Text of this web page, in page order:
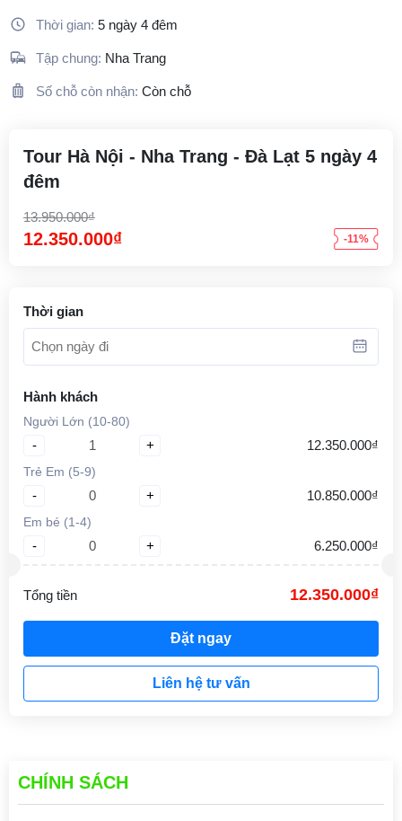
Thời gian: 5 ngày 4 đêm
Tập chung: Nha Trang
Số chỗ còn nhận: Còn chỗ
Tour Hà Nội - Nha Trang - Đà Lạt 5 ngày 4
đêm
13.950.000₫
12.350.000₫ -11%
Thời gian
Hành khách
Người Lớn (10-80)
- + 12.350.000₫
Trẻ Em (5-9)
- + 10.850.000₫
Em bé (1-4)
- + 6.250.000₫
Tổng tiền 12.350.000₫
Đặt ngay
Liên hệ tư vấn
CHÍNH SÁCH